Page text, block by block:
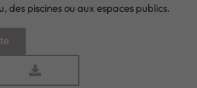
des piscines ou aux espaces publics.